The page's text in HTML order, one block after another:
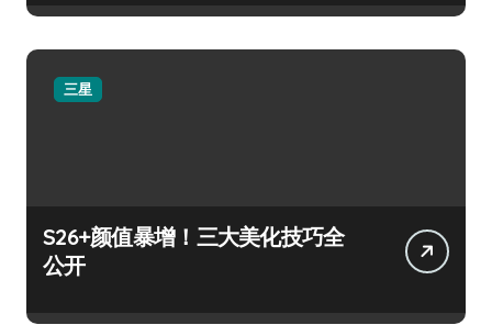
三星
S26+颜值暴增！三大美化技巧全
公开